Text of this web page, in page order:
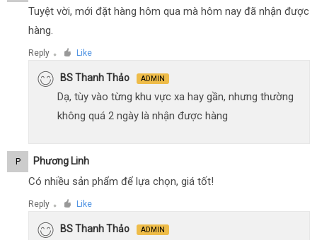
Tuyệt vời, mới đặt hàng hôm qua mà hôm nay đã nhận được
hàng.
Reply ● Like
BS Thanh Thảo ADMIN
Dạ, tùy vào từng khu vực xa hay gần, nhưng thường
không quá 2 ngày là nhận được hàng
P Phương Linh
Có nhiều sản phẩm để lựa chọn, giá tốt!
Reply ● Like
BS Thanh Thảo ADMIN